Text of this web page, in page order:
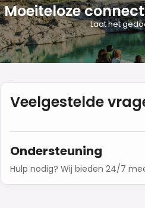
Moeiteloze
Laat het
Veelgestelde
Ondersteuning
Hulp nodig? Wij bieden 24/7